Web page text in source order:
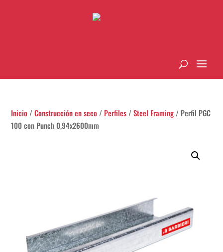
Inicio /Construcción en seco / Perfiles /Steel Framing / Perfil PGC
100 con Punch 0,94x2600mm